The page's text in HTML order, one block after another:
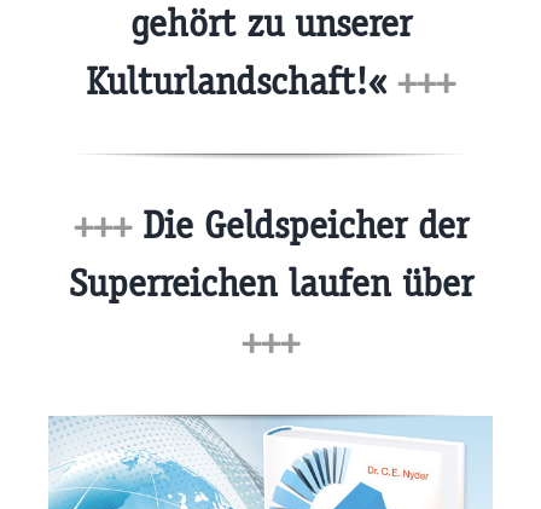
gehört zu unserer
Kulturlandschaft!« +++
+++Die Geldspeicher der
Superreichen laufen über
+++